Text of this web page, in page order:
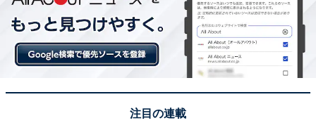
『真心の湯』を堪能できる宿
注目の連載